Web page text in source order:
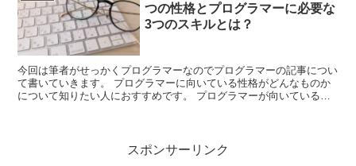
つの性格とプログラマーに必要な
3つのスキルとは？
今回は筆者がせっかくプログラマーなのでプログラマーの記事につい
て書いていきます。 プログラマーに向いている性格がどんなものか
について知りたい人におすすめです。 プログラマーが向いている人
スポンサーリンク